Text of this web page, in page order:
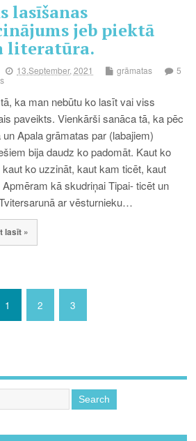
lasīšanas
jeb piektā
literatūra.
13.September, 2021 grāmatas
5
ka man nebūtu ko lasīt vai viss
paveikts. Vienkārši sanāca tā, ka pēc
un Apala grāmatas par (labajiem)
bija daudz ko padomāt. Kaut ko
ko uzzināt, kaut kam ticēt, kaut
kā skudriņai Tipai- ticēt un
ar vēsturnieku…
lasīt »
1 2 3